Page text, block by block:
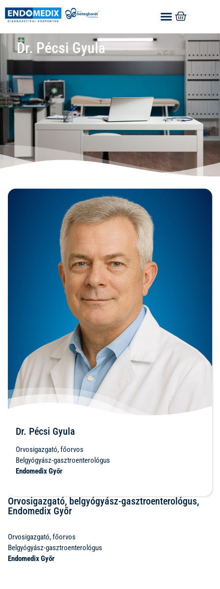
Dr. Pécsi Gyula
Dr. Pécsi Gyula
Orvosigazgató, főorvos
Belgyógyász-gasztroenterológus
Endomedix Győr
Orvosigazgató, belgyógyász-gasztroenterológus,
Endomedix Győr
Orvosigazgató, főorvos
Belgyógyász-gasztroenterológus
Endomedix Győr